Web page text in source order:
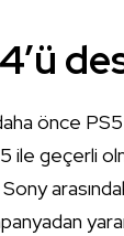
önce PS5
ile geçerli